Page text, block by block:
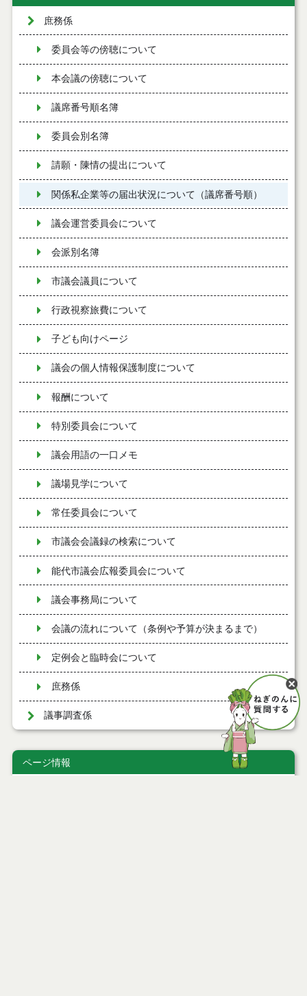
庶務係
委員会等の傍聴について
本会議の傍聴について
議席番号順名簿
委員会別名簿
請願・陳情の提出について
関係私企業等の届出状況について（議席番号順）
議会運営委員会について
会派別名簿
市議会議員について
行政視察旅費について
子ども向けページ
議会の個人情報保護制度について
報酬について
特別委員会について
議会用語の一口メモ
議場見学について
常任委員会について
市議会会議録の検索について
能代市議会広報委員会について
議会事務局について
会議の流れについて（条例や予算が決まるまで）
定例会と臨時会について
庶務係
議事調査係
ページ情報